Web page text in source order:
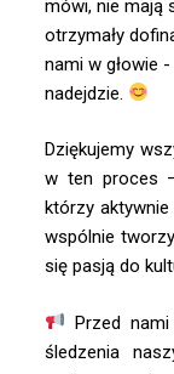
mówi, nie mają
otrzymały
nami w głowie
nadejdzie.
Dziękujemy
w ten proces
którzy
wspólnie
się pasją do
Przed
śledzenia